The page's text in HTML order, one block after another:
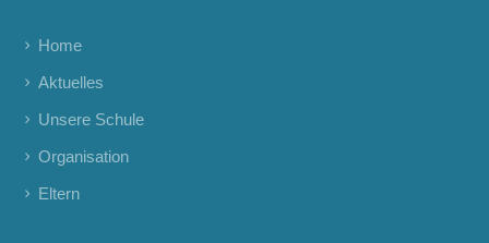
Home
Aktuelles
Unsere Schule
Organisation
Eltern